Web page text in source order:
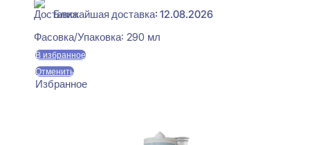
Ближайшая доставка: 12.08.2026
Фасовка/Упаковка: 290 мл
В избранное
Отменить
Избранное